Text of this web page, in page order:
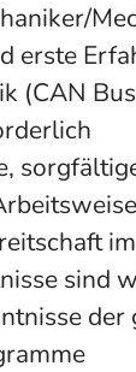
erste
(CAN
sind
der